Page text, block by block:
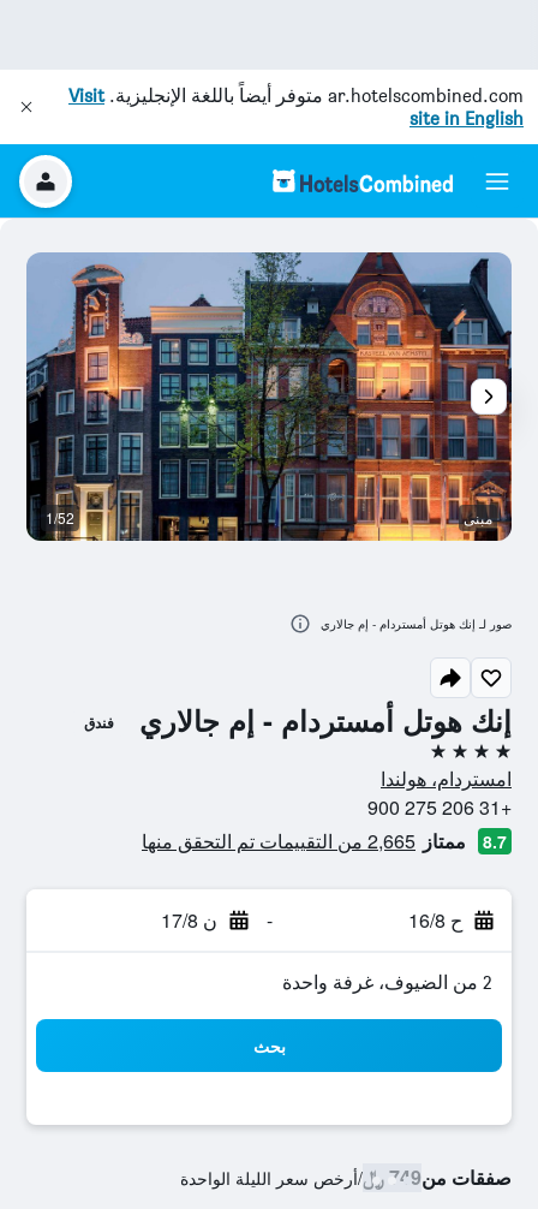
ar.hotelscombined.com متوفر أيضاً باللغة الإنجليزية.Visit
site in English
إنك هوتل أمستردام - إم جالاري فندق
4 نجوم
امستردام، هولندا
+31 206 275 900
8.7 ممتاز 2,665 من التقييمات تم التحقق منها
ح 16/8 - ن 17/8
2 من الضيوف، غرفة واحدة
بحث
صفقات من749 ﷼ /أرخص سعر الليلة الواحدة
مبنى 1/52
صور لـ إنك هوتل أمستردام - إم جالاري